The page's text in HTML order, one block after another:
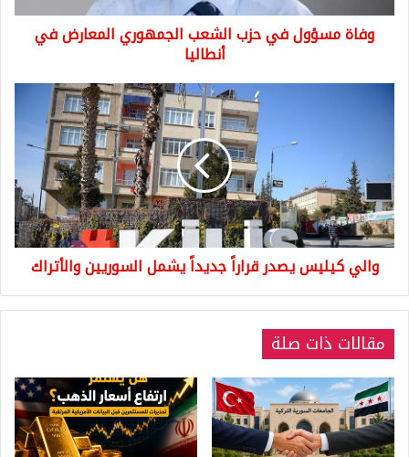
أنطاليا
وفاة مسؤول في حزب الشعب الجمهوري المعارض في
أنطاليا
يشمل
السوريين
والأتراك
والي كيليس يصدر قراراً جديداً يشمل السوريين والأتراك
مقالات ذات صلة